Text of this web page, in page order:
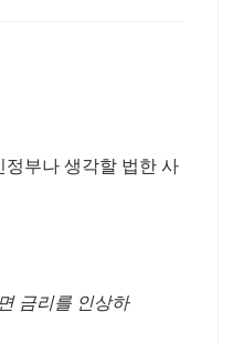
부나 생각할 법한 사
금리를 인상하